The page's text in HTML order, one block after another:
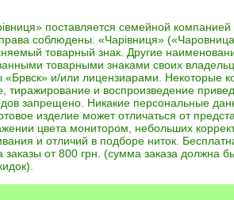
поставляется семейной компанией
соблюдены. «Чарівниця»
товарный знак. Другие
товарными знаками своих
«Брвск» и/или лицензиарами. Некоторые
тиражирование и воспроизведение
запрещено. Никакие персональные
изделие может отличаться от
цвета монитором, небольших
и отличий в подборе ниток.
заказы от 800 грн. (сумма заказа должна